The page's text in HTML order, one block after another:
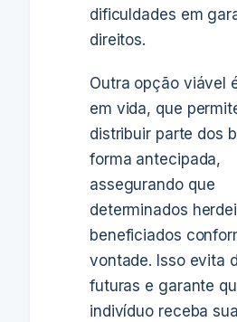
dificuldades em
direitos.
Outra opção viável
em vida, que
distribuir parte dos
forma antecipada,
assegurando que
determinados
beneficiados
vontade. Isso evita
futuras e garante
indivíduo receba